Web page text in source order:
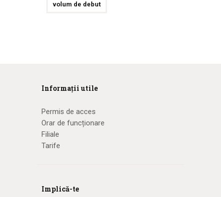
volum de debut
Informații utile
Permis de acces
Orar de funcționare
Filiale
Tarife
Implică-te